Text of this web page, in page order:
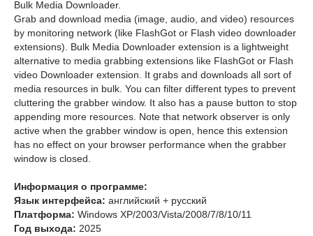
Bulk Media Downloader.
Grab and download media (image, audio, and video) resources
by monitoring network (like FlashGot or Flash video downloader
extensions). Bulk Media Downloader extension is a lightweight
alternative to media grabbing extensions like FlashGot or Flash
video Downloader extension. It grabs and downloads all sort of
media resources in bulk. You can filter different types to prevent
cluttering the grabber window. It also has a pause button to stop
appending more resources. Note that network observer is only
active when the grabber window is open, hence this extension
has no effect on your browser performance when the grabber
window is closed.
Информация о программе:
Язык интерфейса: английский + русский
Платформа: Windows XP/2003/Vista/2008/7/8/10/11
Год выхода: 2025